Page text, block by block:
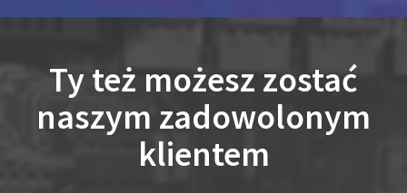
Ty też możesz zostać
naszym zadowolonym
klientem